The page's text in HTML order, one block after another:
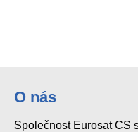
O nás
Společnost Eurosat CS